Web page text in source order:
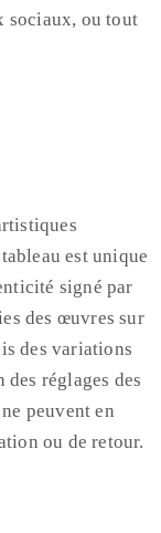
sociaux, ou tout
est unique
signé par
des œuvres sur
des variations
réglages des
peuvent en
ou de retour.